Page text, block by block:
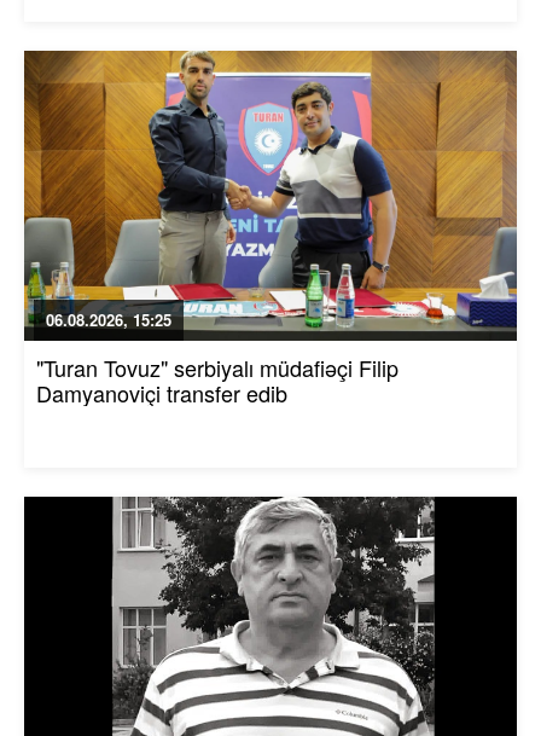
06.08.2026, 15:25
"Turan Tovuz" serbiyalı müdafiəçi Filip
Damyanoviçi transfer edib